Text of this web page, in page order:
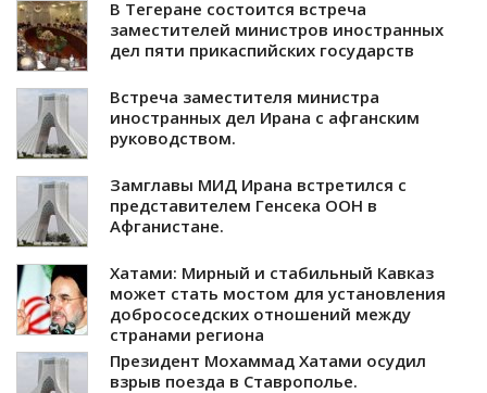
В Тегеране состоится встреча
заместителей министров иностранных
дел пяти прикаспийских государств
Встреча заместителя министра
иностранных дел Ирана с афганским
руководством.
Замглавы МИД Ирана встретился с
представителем Генсека ООН в
Афганистане.
Хатами: Мирный и стабильный Кавказ
может стать мостом для установления
добрососедских отношений между
странами региона
Президент Мохаммад Хатами осудил
взрыв поезда в Ставрополье.